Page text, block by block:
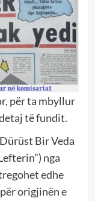
për ta mbyllur
të fundit.
Bir Veda
nga
edhe
origjinën e